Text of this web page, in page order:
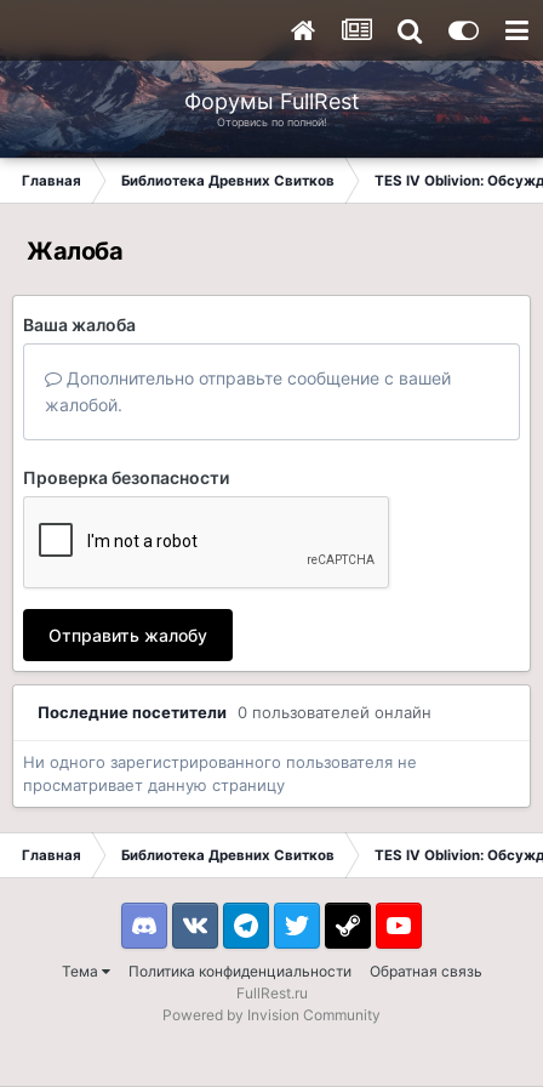
Форумы FullRest
Оторвись по полной!
Главная Библиотека Древних Свитков TES IV Oblivion:
Жалоба
Ваша жалоба
Дополнительно отправьте сообщение с вашей
жалобой.
Проверка безопасности
Отправить жалобу
Последние посетители 0 пользователей онлайн
Ни одного зарегистрированного пользователя не
просматривает данную страницу
Главная Библиотека Древних Свитков TES IV Oblivion:
Тема Политика конфиденциальности Обратная связь
DiscordVK TelegramTwitter Steam Youtube
FullRest.ru
Powered by Invision Community